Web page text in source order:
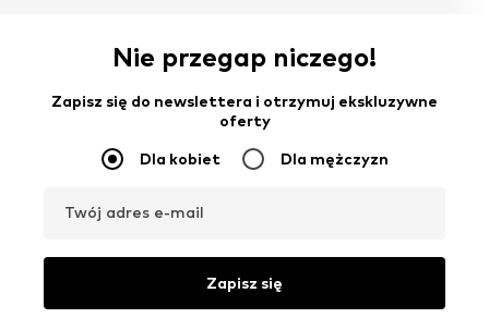
Nie przegap niczego!
Zapisz się do newslettera i otrzymuj ekskluzywne
oferty
Dla kobiet Dla mężczyzn
Twój adres e-mail
Zapisz się